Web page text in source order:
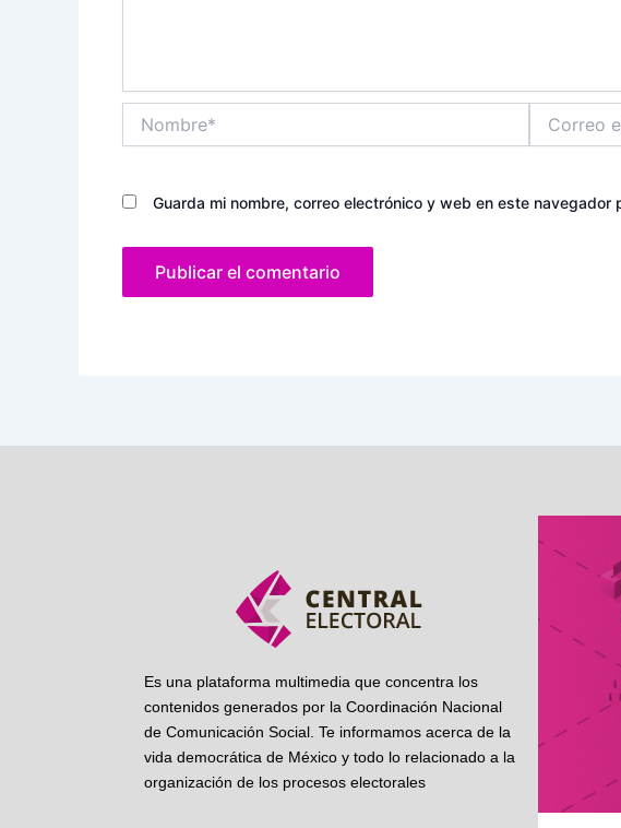
electrónico*
Guarda mi nombre, correo electrónico y web en este navegador
Es una plataforma multimedia que concentra los
contenidos generados por la Coordinación Nacional
de Comunicación Social. Te informamos acerca de la
vida democrática de México y todo lo relacionado a la
organización de los procesos electorales